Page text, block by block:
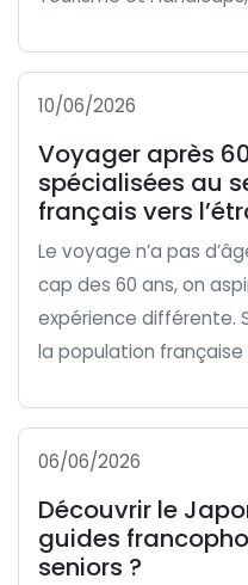
10/06/2026
Voyager après
spécialisées au
français vers
Le voyage n’a pas
cap des 60 ans, on
expérience différente.
la population française
06/06/2026
Découvrir le
guides
seniors ?